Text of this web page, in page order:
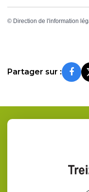
© Direction de l'information
Partager sur :